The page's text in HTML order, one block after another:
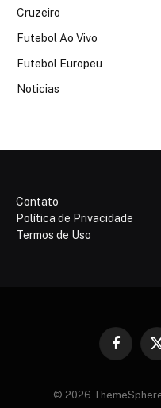
Cruzeiro
Futebol Ao Vivo
Futebol Europeu
Noticias
Contato
Política de Privacidade
Termos de Uso
© 2026